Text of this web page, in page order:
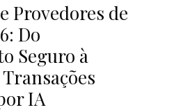
Provedores de
Do
Seguro à
IA